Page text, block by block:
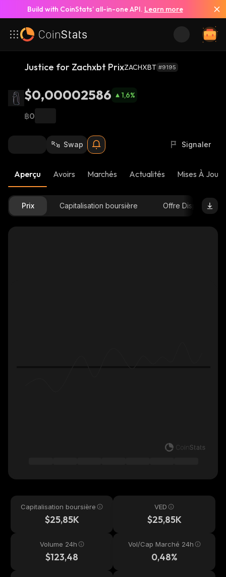
Build with CoinStats’ all-in-one API. Learn more
Justice for Zachxbt PrixZACHXBT #9195
$0,00002586 1,6%
฿0
Swap Signaler
Aperçu Avoirs Marchés Actualités Mises À Jour
Prix Capitalisation boursière Offre Disponible
Capitalisation boursière
$25,85K
VED
$25,85K
Volume 24h
$123,48
Vol/Cap Marché 24h
0,48%